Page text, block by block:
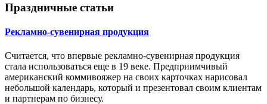
Праздничные статьи
Рекламно-сувенирная продукция
Считается, что впервые рекламно-сувенирная продукция
стала использоваться еще в 19 веке. Предприимчивый
американский коммивояжер на своих карточках нарисовал
небольшой календарь, который и презентовал своим клиентам
и партнерам по бизнесу.